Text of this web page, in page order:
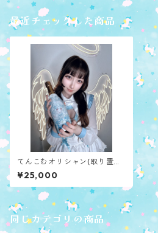
最近チェックした商品
てんこむオリシャン(取り置き
チェキ付き)
¥25,000
同じカテゴリの商品